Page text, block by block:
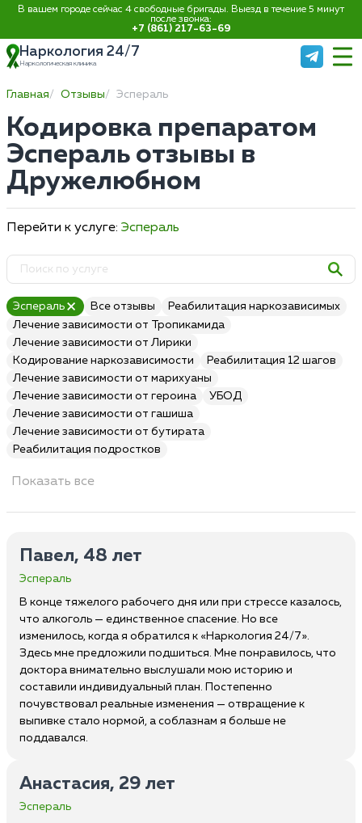
В вашем городе сейчас 4 свободные бригады. Выезд в течение 5 минут
после звонка:
+7 (861) 217-63-69
Наркология 24/7
Наркологическая клиника
Главная Отзывы Эспераль
Кодировка препаратом
Эспераль отзывы в
Дружелюбном
Перейти к услуге: Эспераль
Эспераль Все отзывы
Реабилитация наркозависимых
Лечение зависимости от Тропикамида
Лечение зависимости от Лирики
Кодирование наркозависимости
Реабилитация 12 шагов
Лечение зависимости от марихуаны
Лечение зависимости от героина
УБОД
Лечение зависимости от гашиша
Лечение зависимости от бутирата
Реабилитация подростков
Показать все
Павел, 48 лет
Эспераль
В конце тяжелого рабочего дня или при стрессе казалось,
что алкоголь — единственное спасение. Но все
изменилось, когда я обратился к «Наркология 24/7».
Здесь мне предложили подшиться. Мне понравилось, что
доктора внимательно выслушали мою историю и
составили индивидуальный план. Постепенно
почувствовал реальные изменения — отвращение к
выпивке стало нормой, а соблазнам я больше не
поддавался.
Анастасия, 29 лет
Эспераль